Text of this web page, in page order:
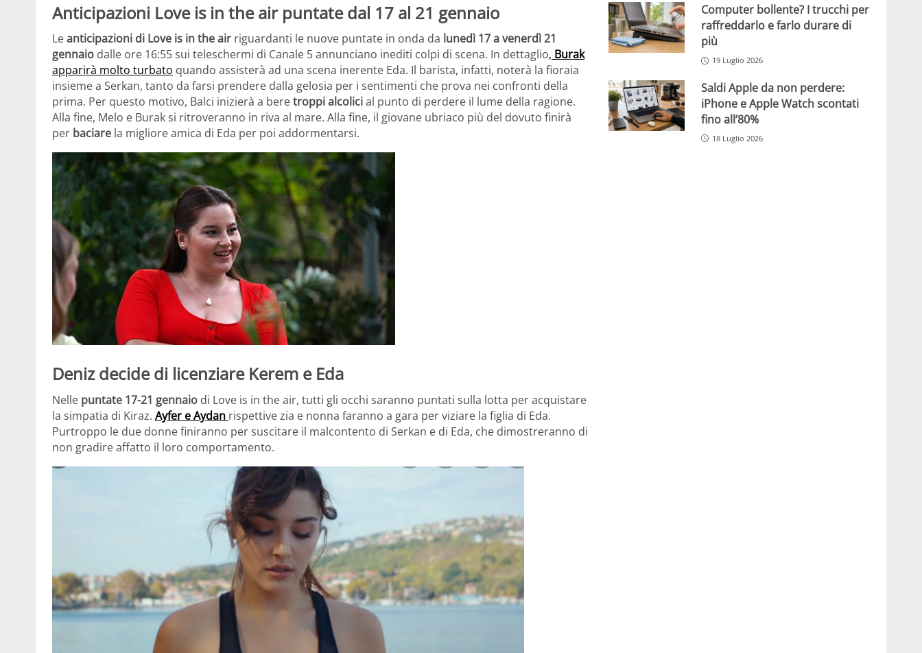
Anticipazioni Love is in the air puntate dal 17 al 21 gennaio
Leanticipazioni di Love is in the air riguardanti le nuove puntate in onda da lunedì 17 a venerdì 21
gennaio dalle ore 16:55 sui teleschermi di Canale 5 annunciano inediti colpi di scena. In dettaglio, Burak
apparirà molto turbato quando assisterà ad una scena inerente Eda. Il barista, infatti, noterà la fioraia
insieme a Serkan, tanto da farsi prendere dalla gelosia per i sentimenti che prova nei confronti della
prima. Per questo motivo, Balci inizierà a beretroppi alcolicial punto di perdere il lume della ragione.
Alla fine, Melo e Burak si ritroveranno in riva al mare. Alla fine, il giovane ubriaco più del dovuto finirà
per baciare la migliore amica di Eda per poi addormentarsi.
Deniz decide di licenziare Kerem e Eda
Nelle puntate 17-21 gennaio di Love is in the air, tutti gli occhi saranno puntati sulla lotta per acquistare
la simpatia di Kiraz. Ayfer e Aydan rispettive zia e nonna faranno a gara per viziare la figlia di Eda.
Purtroppo le due donne finiranno per suscitare il malcontento di Serkan e di Eda, che dimostreranno di
non gradire affatto il loro comportamento.
Computer bollente? I trucchi per
raffreddarlo e farlo durare di
più
19 Luglio 2026
Saldi Apple da non perdere:
iPhone e Apple Watch scontati
fino all’80%
18 Luglio 2026